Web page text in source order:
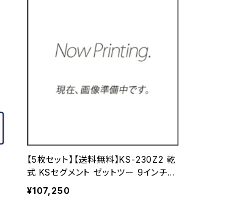
【5枚セット】【送料無料】KS-230Z2 乾
式 KSセグメント ゼットツー 9インチ
コンクリート・ブロックなどの切断 ダイ
ヤモンドカッター ダイヤセグメント ks-
¥107,250